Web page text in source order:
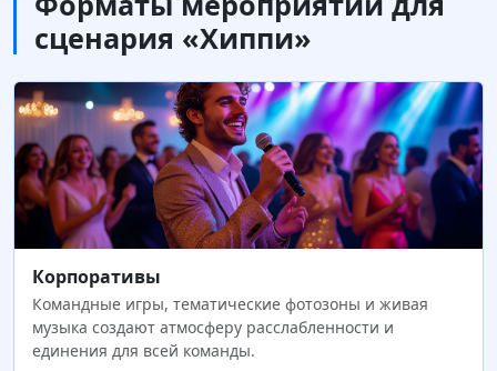
сценария «Хиппи»
Корпоративы
Командные игры, тематические фотозоны и живая
музыка создают атмосферу расслабленности и
единения для всей команды.